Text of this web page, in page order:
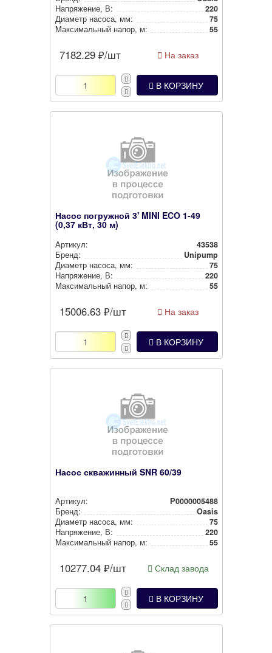
Нап­ря­же­ние, В:
220
Диаметр насоса, мм:
75
Мак­си­маль­ный напор, м:
55
7182.29 ₽/шт На заказ
В КОРЗИНУ
Насос погружной 3' MINI ECO 1-49
(0,37 кВт, 30 м)
Артикул:
43538
Бренд:
Unipump
Диаметр насоса, мм:
75
Нап­ря­же­ние, В:
220
Мак­си­маль­ный напор, м:
55
15006.63 ₽/шт На заказ
В КОРЗИНУ
Насос скважинный SNR 60/39
Артикул:
Р0000005488
Бренд:
Oasis
Диаметр насоса, мм:
75
Нап­ря­же­ние, В:
220
Мак­си­маль­ный напор, м:
55
10277.04 ₽/шт Склад завода
В КОРЗИНУ